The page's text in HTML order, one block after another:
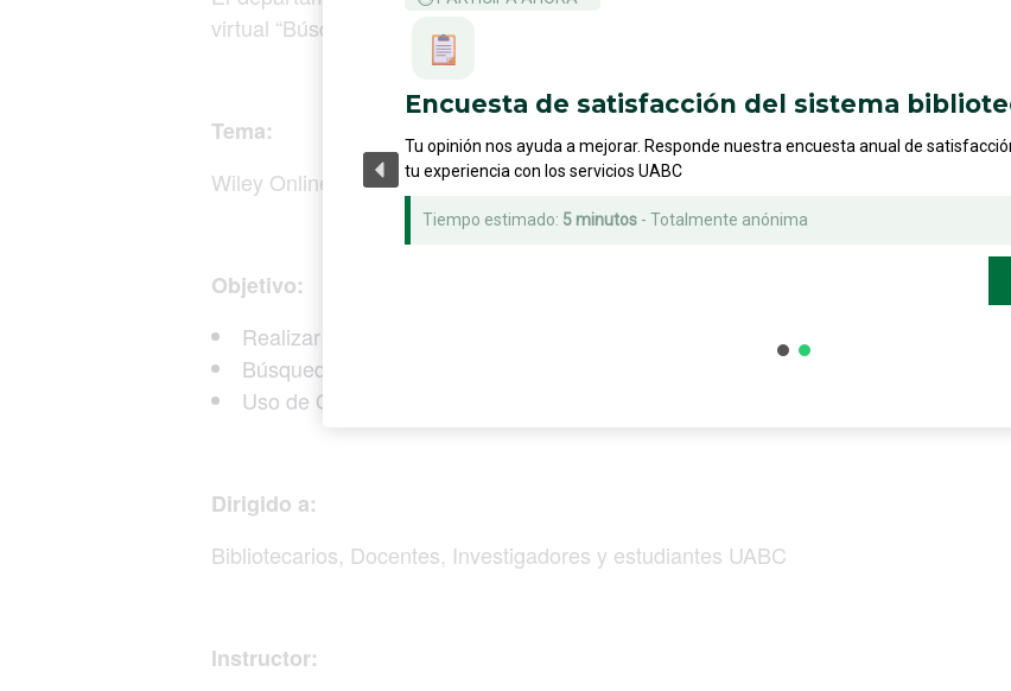
virtual “Búsquedas avanzadas con las revistas de Wiley: Ejercicios prácticos con
Tema:
Wiley Online Library
Objetivo:
Realizar búsquedas simples y avanzadas
Búsqueda por área temática, dentro de una revista o afiliación del autor
Uso de Operadores Booleanos
Dirigido a:
Bibliotecarios, Docentes, Investigadores y estudiantes UABC
Instructor:
Encuesta de satisfacción del sistema
Tu opinión nos ayuda a mejorar. Responde nuestra encuesta anual de
tu experiencia con los servicios UABC
Tiempo estimado: 5 minutos - Totalmente anónima